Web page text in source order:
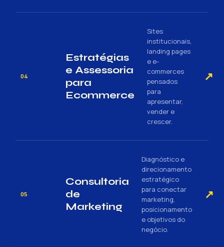
04
Estratégias
e Assessoria
para
Ecommerce
Sites
institucionais,
landing pages
e e-
commerces
pensados
para
apresentar,
vender e
crescer.
↗
05
Consultoria
de
Marketing
Diagnóstico e
direcionamento
estratégico
para conectar
marketing,
posicionamento
e objetivos do
negócio.
↗